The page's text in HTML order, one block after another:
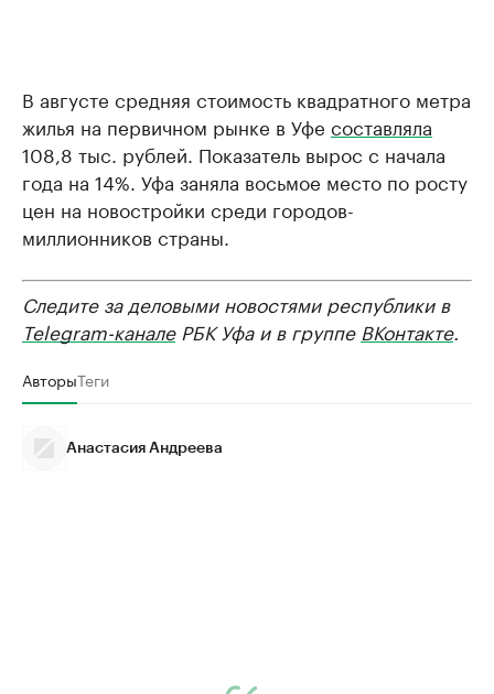
В августе средняя стоимость квадратного метра
жилья на первичном рынке в Уфе составляла
108,8 тыс. рублей. Показатель вырос с начала
года на 14%. Уфа заняла восьмое место по росту
цен на новостройки среди городов-
миллионников страны.
Следите за деловыми новостями республики в
Telegram-каналеРБК Уфа и в группе ВКонтакте.
АвторыТеги
Анастасия Андреева